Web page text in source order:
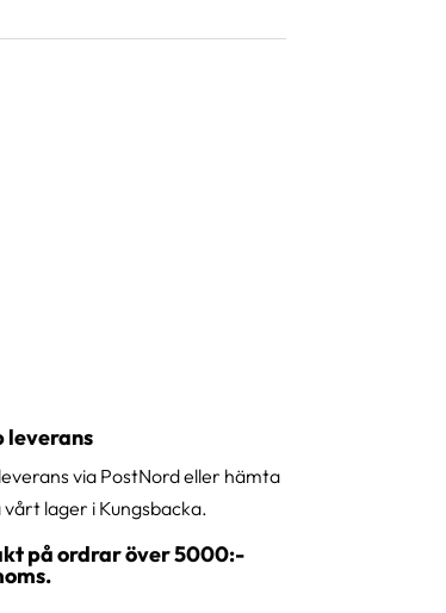
leverans
via PostNord eller hämta
vårt lager i Kungsbacka.
på ordrar över 5000:-